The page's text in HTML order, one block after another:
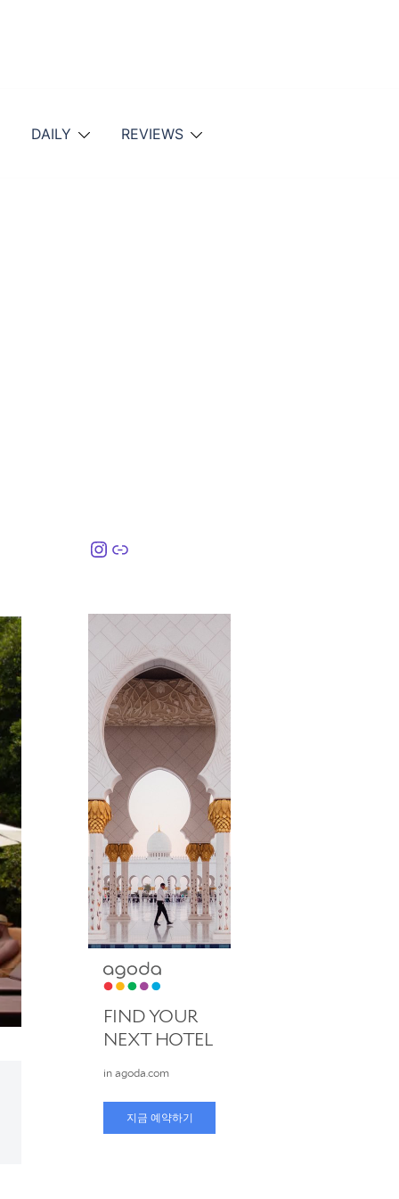
DAILY REVIEWS
Instagram
링크